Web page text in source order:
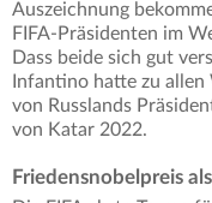
Auszeichnung
FIFA-Präsidenten im
Dass beide sich gut
Infantino hatte zu
von Russlands
von Katar 2022.
Friedensnobelpreis als